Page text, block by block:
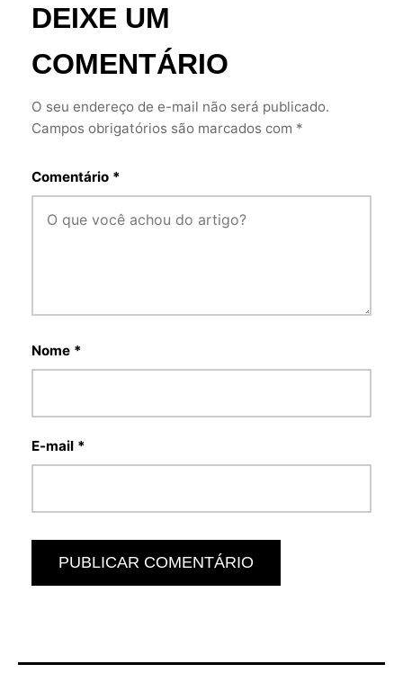
DEIXE UM
COMENTÁRIO
O seu endereço de e-mail não será publicado.
Campos obrigatórios são marcados com *
Comentário *
Nome *
E-mail *
PUBLICAR COMENTÁRIO